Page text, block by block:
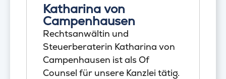
Katharina von
Campenhausen
Rechtsanwältin und
Steuerberaterin Katharina von
Campenhausen ist als Of
Counsel für unsere Kanzlei tätig.